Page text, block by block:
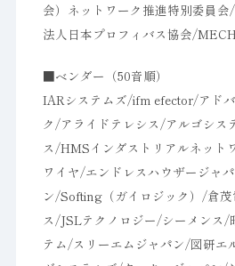
会）ネットワーク推進特別委員
法人日本プロフィバス協会/
■ベンダー（50音順）
IARシステムズ/ifm efector/アド
ク/アライドテレシス/アルゴシス
ス/HMSインダストリアルネット
ワイヤ/エンドレスハウザージャ
ン/Softing（ガイロジック）/倉
ス/JSLテクノロジー/シーメンス/
テム/スリーエムジャパン/図研エ